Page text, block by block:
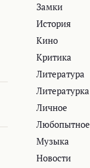
Замки
История
Кино
Критика
Литература
Литературка
Личное
Любопытное
Музыка
Новости